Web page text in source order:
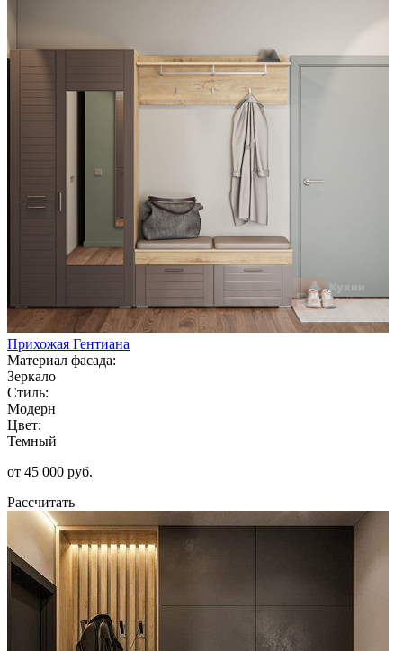
Прихожая Гентиана
Материал фасада:
Зеркало
Стиль:
Модерн
Цвет:
Темный
от 45 000 руб.
Рассчитать